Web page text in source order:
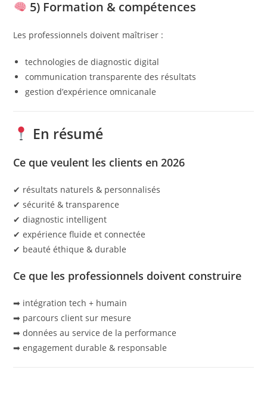
5) Formation & compétences
Les professionnels doivent maîtriser :
technologies de diagnostic digital
communication transparente des résultats
gestion d’expérience omnicanale
En résumé
Ce que veulent les clients en 2026
✔ résultats naturels & personnalisés
✔ sécurité & transparence
✔ diagnostic intelligent
✔ expérience fluide et connectée
✔ beauté éthique & durable
Ce que les professionnels doivent construire
➡ intégration tech + humain
➡ parcours client sur mesure
➡ données au service de la performance
➡ engagement durable & responsable